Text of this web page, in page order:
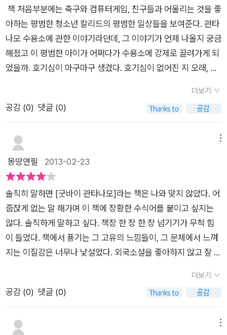
커진 폭력을 보았다.너무나 사실적이었다. 나의 억울함이 넘어서
그런 곳을 어서 폐쇄하여야하지만 강자국과 약자국의 힘의 싸움
들을 보여지기까지 하니 답답하였다.나의 국가가 작은 국가였음
을 늘 비판하면서도 강대국을 부러워했고 나만 아니면되다는 생
각이 만연한 나의 정신을 한번쯤 흔들어 깨워주는 소설이있다.우
벗어나지 못한 이야기뿐이었는데 굿바이 관타나모를 읽으면서
나에서 우리 그리고 다른 이들을 볼수 있는 큰 시야를 가지게 된
기회이었다.
커녕 잔혹해져만 간다.그 단적인 모습을 솔직하면서도 사실적으
로 묘사한 작가의 관타나모 수용소 이야기. 작가가 말하고자 하는
바를 알기에는 조금 오래된 시간이 걸렸지만그 사실을 모두 알고
받아들이게 되니 벅차면서도 안심하고 있는 내가 반성되었다. 문
명사회의 숨겨져 있는 잔혹함을 겪었을 생각에 가슴이 먹먹해진
이 있어 자꾸 기억났다.평범하게 살다가 우연한 계기로 인생의 전
환점을 맞게 된다는 큰 줄거리가 비슷하다.
연히 데모에 참가했다 테러범으로 오해받는 일이 없지 않았을
까? 하는 생각이 든다. 그랬더라면 앞서있던 편견이 없어지므로
조금이라도 더 여러 절차를 거쳐 죄가 있는지를 확인하지 않을까
하는 생각이 들었다.단지 오해만으로 2년 동안 심한 고문을 받으
면서 수용소에 있어야 한다는 것은 보통사람들로서는 남부럽지
않은 돈을 준다하더라도 하기 싫은 일일 것이다. 그런데 이런 사
람들이 한둘이 아니라니... 책을 읽으면서 사람의 편견이란 바꾸
지 편견을 가지고 살아가는 나에게 이런 하나하나의 편견이 그 사
람의 삶 자체를 바꿔버릴 수 있다는 점에서 충격을 주었다.자신의
죄가 없다고 말하는 칼리드에게 고문을 하고 있지도 않은 죄를 자
백하게 만들었던 사람들이 지금까지의 내가 아니였던가? 내 주
위에는 칼리드가 없는가? 하고 말이다.
책 처음부분에는 축구와 컴퓨터게임, 친구들과 어울리는 것을 좋
아하는 평범한 청소년 칼리드의 평범한 일상들을 보여준다. 관타
나모 수용소에 관한 이야기라던데, 그 이야기가 언제 나올지 궁금
해졌고 이 평범한 아이가 어쩌다가 수용소에 강제로 끌려가게 되
었을까. 호기심이 마구마구 생겼다. 호기심이 없어진 지 오래, 나
까지 들었다. 칼리드는 아빠가 없어지고 걱정이 되어 찾아나서는
과정에서 테러범으로 몰리게 되어 수용소로 끌려가게 된다. 평범
을 겪게 된다. 이유도 영문도 없이 끌려간 칼리드는 많은 고문을
받고 육체적인 고통에 시달리지만, 나는 그가 ‘혼자’ 라는 정신적
고통을 더욱 견딜 수 없을 것 같다는 생각이 들었다. 칼리드에게
었다. 칼리드는 가족들의 무한한 노력으로 2년 뒤에야 겨우 집으
로 돌아오게 된다. 돌아 온 후에는 많은 사람들에게 잔혹한 관타
나모 수용소의 실상을 알리고, 일상 생활 속에서 희망을 발견하며
살아가는 모습을 보여준다. 마지막에 아버지의 구두를 닦아주는
칼리드에게서 행복을 발견할 수 있어서 나 또한 행복했고, 감사했
다. 칼리드를 보면서 내가 살아가는 삶에 불평하지 않고 감사하면
서 살 줄 알아야겠다고 깨닫게 되었다. 어떠한 법도 적용받지 않
들도 많고, 게다가 어린 아이들도 많다. 하지만 그 수용소에 들어
간 사람들은 아무 영문도 모른채 끌려간 사람들이 많이 존재한다.
더보기
공감 (0) 댓글 (0)
몽땅연필 2013-02-23
솔직히 말하면 [굿바이 관타나모]라는 책은 나와 맞지 않았다. 어
줍잖게 없는 말 해가며 이 책에 장황한 수식어를 붙이고 싶지는
않다. 솔직하게 말하고 싶다. 책장 한 장 한 장 넘기기가 무척 힘
이 들었다. 책에서 풍기는 그 고유의 느낌들이, 그 문체에서 느껴
지는 이질감은 너무나 낯설었다. 외국소설을 좋아하지 않고 잘 읽
유희라는 한 부분이 맞지 않았다는 것 뿐. 이 책이 가지고 있는 다
른 어떠한 것들 그 메시지는 분명 나에게 와 닿았다. 그것은 책이
라는 것이 그 이질적인 문화와 낯선 분위기에 상관없이 모든 것을
뛰어넘은 소통이 가능하기 때문일 것이다. 그래서, 그렇기 때문에
더보기
공감 (0) 댓글 (0)